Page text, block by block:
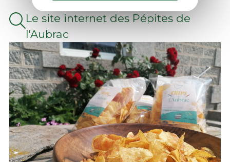
Le site internet des Pépites de
l'Aubrac